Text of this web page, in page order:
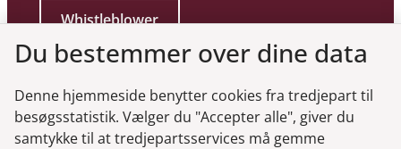
Whistleblower
Du bestemmer over dine data
Denne hjemmeside benytter cookies fra tredjepart til
besøgsstatistik. Vælger du "Accepter alle", giver du
samtykke til at tredjepartsservices må gemme